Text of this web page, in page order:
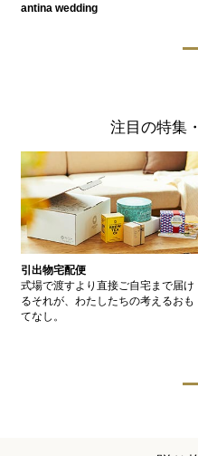
antina wedding
注目の特集
引出物宅配便
式場で渡すより直接ご自宅まで届け
るそれが、わたしたちの考えるおも
てなし。